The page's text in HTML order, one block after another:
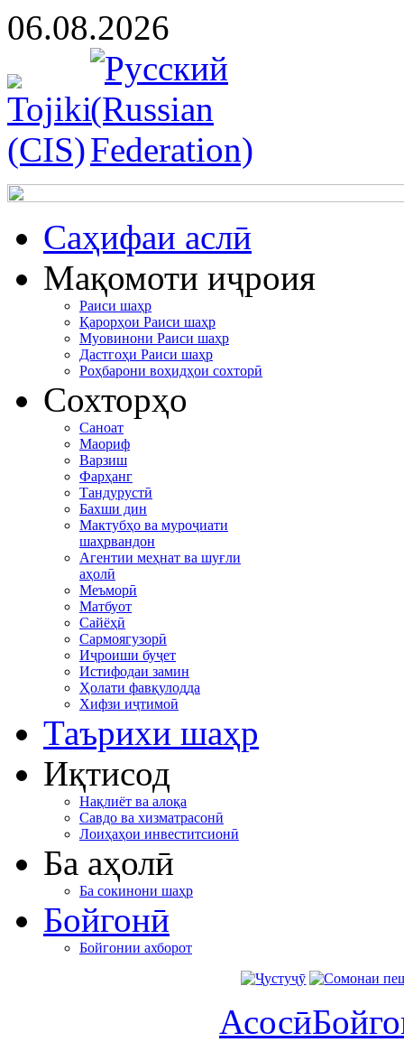
06.08.2026
Cаҳифаи аслӣ
Мақомоти иҷроия
Раиси шаҳр
Қарорҳои Раиси шаҳр
Муовинони Раиси шаҳр
Дастгоҳи Раиси шаҳр
Роҳбарони воҳидҳои сохторӣ
Сохторҳо
Саноат
Маориф
Варзиш
Фарҳанг
Тандурустӣ
Бахши дин
Мактубҳо ва муроҷиати
шаҳрвандон
Агентии меҳнат ва шуғли
аҳолӣ
Меъморӣ
Матбуот
Сайёҳӣ
Сармоягузорӣ
Иҷроиши буҷет
Истифодаи замин
Ҳолати фавқулодда
Хифзи иҷтимоӣ
Таърихи шаҳр
Иқтисод
Нақлиёт ва алоқа
Савдо ва хизматрасонӣ
Лоиҳаҳои инвеститсионӣ
Ба аҳолӣ
Ба сокинони шаҳр
Бойгонӣ
Бойгонии ахборот
Асосӣ